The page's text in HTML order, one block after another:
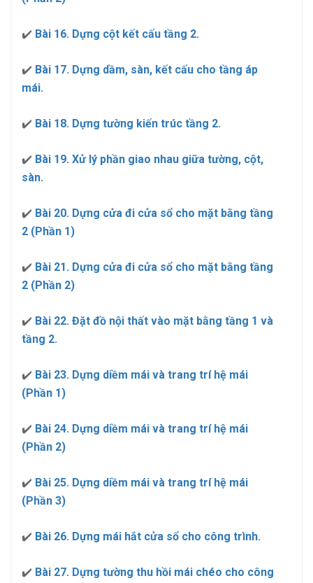
✔️ Bài 16. Dựng cột kết cấu tầng 2.
✔️ Bài 17. Dựng dầm, sàn, kết cấu cho tầng áp
mái.
✔️ Bài 18. Dựng tường kiến trúc tầng 2.
✔️ Bài 19. Xử lý phần giao nhau giữa tường, cột,
sàn.
✔️ Bài 20. Dựng cửa đi cửa sổ cho mặt bằng tầng
2 (Phần 1)
✔️ Bài 21. Dựng cửa đi cửa sổ cho mặt bằng tầng
2 (Phần 2)
✔️ Bài 22. Đặt đồ nội thất vào mặt bằng tầng 1 và
tầng 2.
✔️ Bài 23. Dựng diềm mái và trang trí hệ mái
(Phần 1)
✔️ Bài 24. Dựng diềm mái và trang trí hệ mái
(Phần 2)
✔️ Bài 25. Dựng diềm mái và trang trí hệ mái
(Phần 3)
✔️ Bài 26. Dựng mái hắt cửa sổ cho công trình.
✔️ Bài 27. Dựng tường thu hồi mái chéo cho công